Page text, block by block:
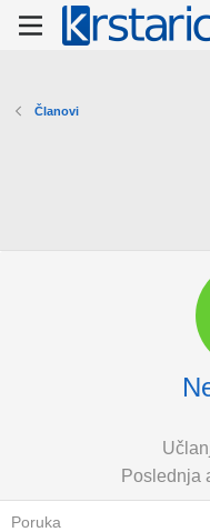
Članovi
Poslednja
Poruka